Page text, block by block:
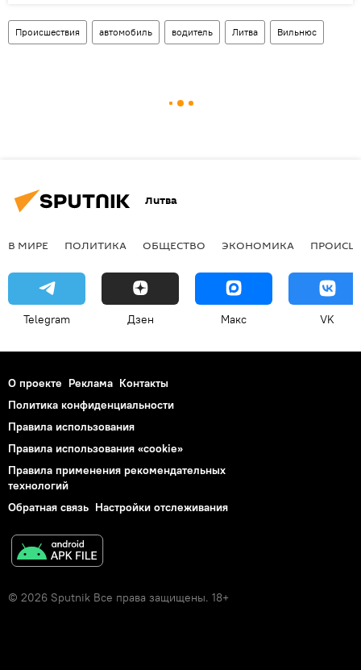
Происшествия автомобиль водитель Литва Вильнюс
Литва
В МИРЕ ПОЛИТИКА ОБЩЕСТВО ЭКОНОМИКА
Telegram Дзен Макс VK
О проекте Реклама Контакты
Политика конфиденциальности
Правила использования
Правила использования «cookie»
Правила применения рекомендательных
технологий
Обратная связь Настройки отслеживания
© 2026 Sputnik Все права защищены. 18+